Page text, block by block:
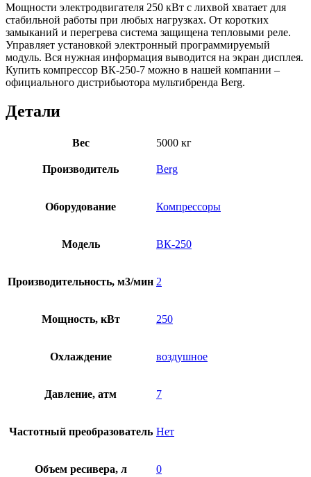
Мощности электродвигателя 250 кВт с лихвой хватает для
стабильной работы при любых нагрузках. От коротких
замыканий и перегрева система защищена тепловыми реле.
Управляет установкой электронный программируемый
модуль. Вся нужная информация выводится на экран дисплея.
Купить компрессор ВК-250-7 можно в нашей компании –
официального дистрибьютора мультибренда Berg.
Детали
Вес 5000 кг
Производитель Berg
Оборудование Компрессоры
Модель ВК-250
Производительность, м3/мин 2
Мощность, кВт 250
Охлаждение воздушное
Давление, атм 7
Частотный преобразователь Нет
Объем ресивера, л 0